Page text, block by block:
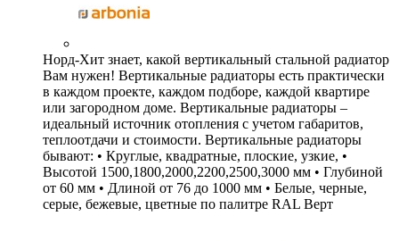
Норд-Хит знает, какой вертикальный стальной радиатор
Вам нужен! Вертикальные радиаторы есть практически
в каждом проекте, каждом подборе, каждой квартире
или загородном доме. Вертикальные радиаторы –
идеальный источник отопления с учетом габаритов,
теплоотдачи и стоимости. Вертикальные радиаторы
бывают: • Круглые, квадратные, плоские, узкие, •
Высотой 1500,1800,2000,2200,2500,3000 мм • Глубиной
от 60 мм • Длиной от 76 до 1000 мм • Белые, черные,
серые, бежевые, цветные по палитре RAL Верт